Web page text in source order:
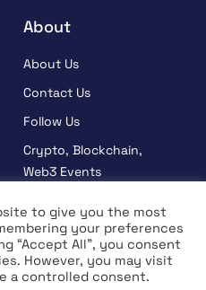
About
About Us
Contact Us
Follow Us
Crypto, Blockchain,
Web3 Events
Terms And Condition
Privacy Policy
to give you the most
your preferences
“Accept All”, you consent
However, you may visit
a controlled consent.